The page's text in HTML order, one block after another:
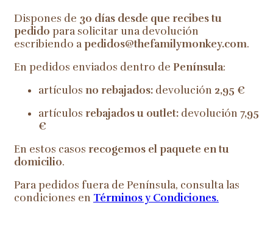
Dispones de 30 días desde que recibes tu
pedido para solicitar una devolución
escribiendo apedidos@thefamilymonkey.com.
En pedidos enviados dentro de Península:
artículos no rebajados: devolución 2,95 €
artículos rebajados u outlet: devolución 7,95
€
En estos casos recogemos el paquete en tu
domicilio.
Para pedidos fuera de Península, consulta las
condiciones en Términos y Condiciones.